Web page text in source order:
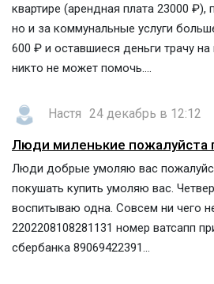
квартире (арендная плата 23000 ₽),
но и за коммунальные услуги
600 ₽ и оставшиеся деньги трачу
никто не может помочь....
Настя 24 декабрь в 12:12
Люди миленькие пожалуйста
Люди добрые умоляю вас
покушать купить умоляю вас.
воспитываю одна. Совсем ни чего
2202208108281131 номер ватсапп
сбербанка 89069422391...